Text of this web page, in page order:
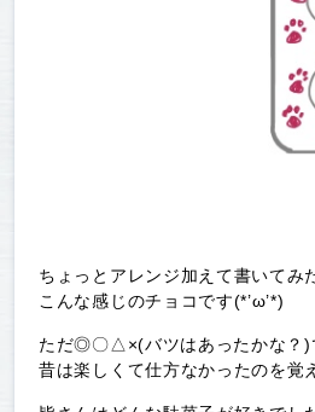
ちょっとアレンジ加えて書いてみ
こんな感じのチョコです(*’ω’*)
ただ◎〇△×(バツはあったかな？)
昔は楽しくて仕方なかったのを覚